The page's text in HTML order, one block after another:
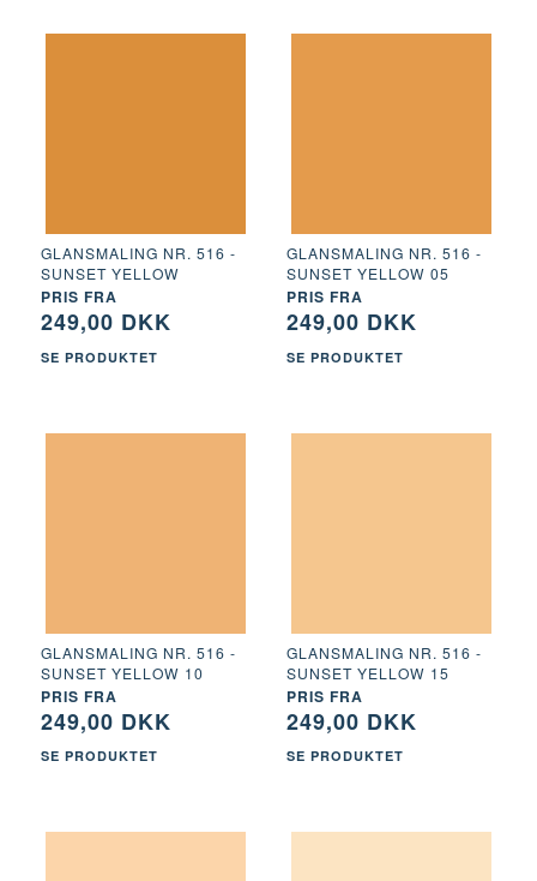
GLANSMALING NR. 516 -
SUNSET YELLOW
PRIS FRA
249,00 DKK
SE PRODUKTET
GLANSMALING NR. 516 -
SUNSET YELLOW 05
PRIS FRA
249,00 DKK
SE PRODUKTET
GLANSMALING NR. 516 -
SUNSET YELLOW 10
PRIS FRA
249,00 DKK
SE PRODUKTET
GLANSMALING NR. 516 -
SUNSET YELLOW 15
PRIS FRA
249,00 DKK
SE PRODUKTET